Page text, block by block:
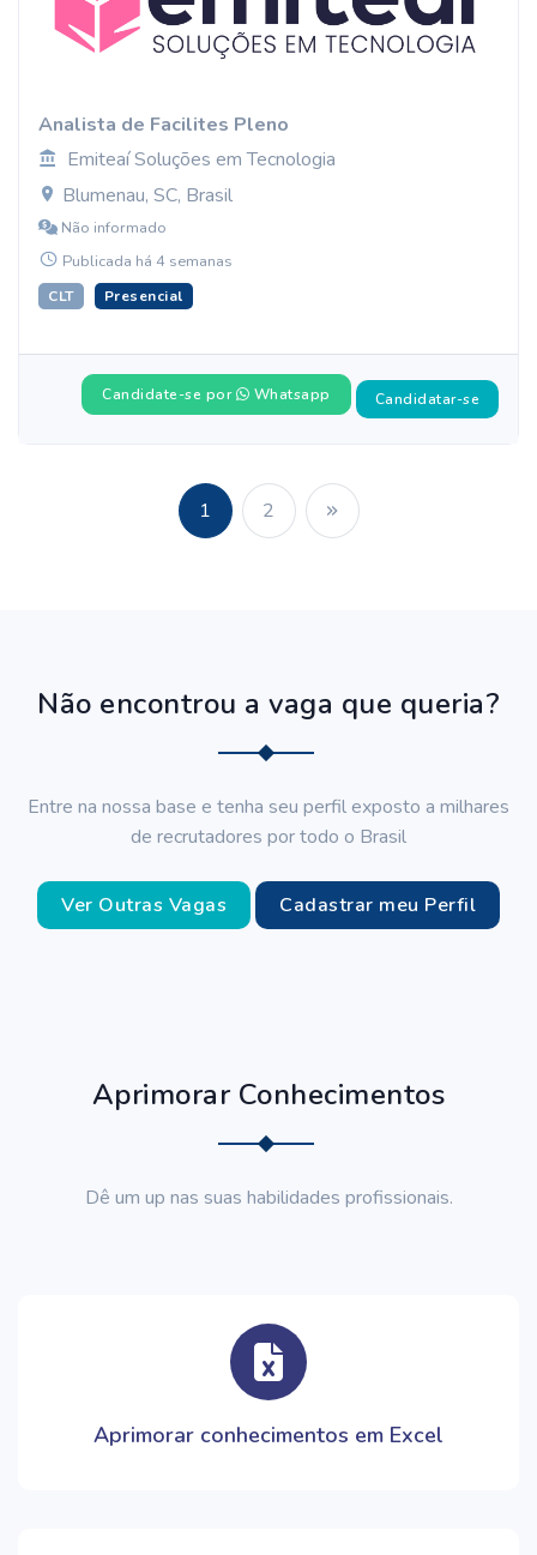
Analista de Facilites Pleno
Emiteaí Soluções em Tecnologia
Blumenau, SC, Brasil
Não informado
Publicada há 4 semanas
CLT Presencial
Candidate-se por Whatsapp Candidatar-se
1 2
Não encontrou a vaga que queria?
Entre na nossa base e tenha seu perfil exposto a milhares
de recrutadores por todo o Brasil
Ver Outras Vagas Cadastrar meu Perfil
Aprimorar Conhecimentos
Dê um up nas suas habilidades profissionais.
Aprimorar conhecimentos em Excel